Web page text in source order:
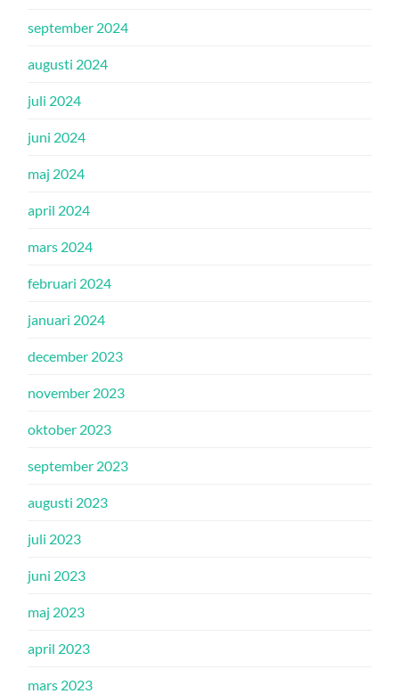
september 2024
augusti 2024
juli 2024
juni 2024
maj 2024
april 2024
mars 2024
februari 2024
januari 2024
december 2023
november 2023
oktober 2023
september 2023
augusti 2023
juli 2023
juni 2023
maj 2023
april 2023
mars 2023